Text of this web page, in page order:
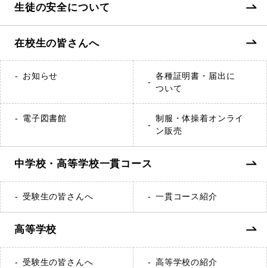
生徒の安全について
在校生の皆さんへ
お知らせ
各種証明書・届出に
ついて
電子図書館
制服・体操着オンライ
ン販売
中学校・高等学校一貫コース
受験生の皆さんへ 一貫コース紹介
高等学校
受験生の皆さんへ 高等学校の紹介